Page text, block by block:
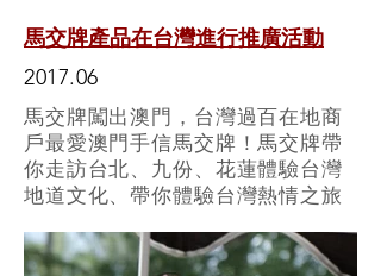
馬交牌產品在台灣進行推廣活動
2017.06
馬交牌闖出澳門，台灣過百在地商
戶最愛澳門手信馬交牌！馬交牌帶
你走訪台北、九份、花蓮體驗台灣
地道文化、帶你體驗台灣熱情之旅